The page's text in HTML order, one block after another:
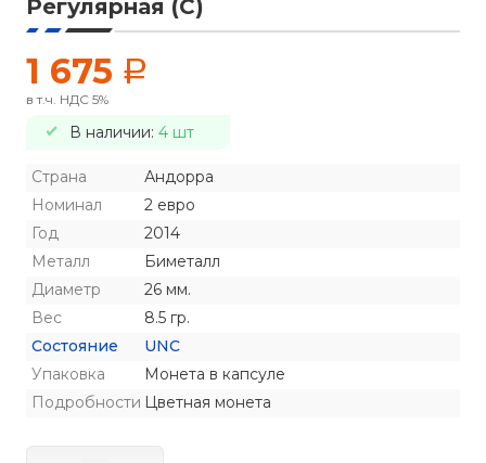
Регулярная (C)
1 675 a
в т.ч. НДС 5%
В наличии: 4 шт
Страна
Андорра
Номинал
2 евро
Год
2014
Металл
Биметалл
Диаметр
26 мм.
Вес
8.5 гр.
Состояние
UNC
Упаковка
Монета в капсуле
Подробности Цветная монета